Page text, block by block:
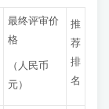
最终评审价
格
（人民币
元）
推
荐
排
名